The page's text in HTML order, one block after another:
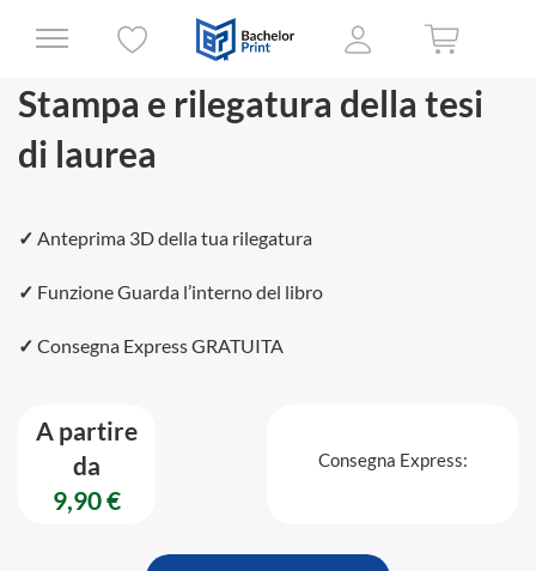
Stampa e rilegatura della tesi
di laurea
✓ Anteprima 3D della tua rilegatura
✓ Funzione Guarda l’interno del libro
✓ Consegna Express GRATUITA
A partire
da
9,90 €
Consegna Express: